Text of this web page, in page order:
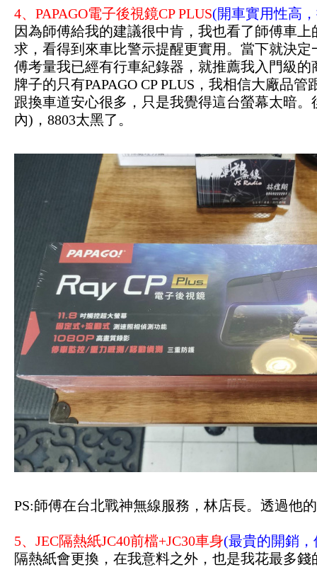
4、PAPAGO電子後視鏡CP PLUS(開車實用性
因為師傅給我的建議很中肯，我也看了師傅車
求，看得到來車比警示提醒更實用。當下就決
傅考量我已經有行車紀錄器，就推薦我入門級
牌子的只有PAPAGO CP PLUS，我相信大廠品
跟換車道安心很多 ，只是我覺得這台螢幕太暗
內)，8803太黑了。
PS:師傅在台北戰神無線服務，林店長。透過他
5、JEC隔熱紙JC40前檔+JC30車身(最貴的開銷
隔熱紙會更換，在我意料之外，也是我花最多